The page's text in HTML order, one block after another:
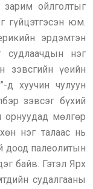
зарим ойлголтыг
гүйцэтгэсэн юм.
эрдэмтэн
нэг
зэвсгийн үеийн
д хуучин чулуун
зэвсэг бүхий
мөлгөр
нэг талаас нь
доод палеолитын
байв. Гэтэл Ярх
судалгааны